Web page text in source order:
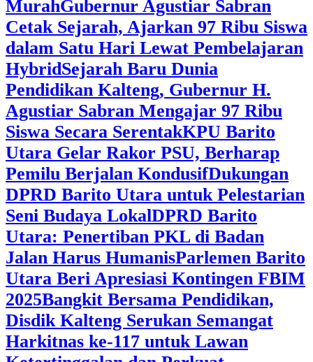
MurahGubernur Agustiar Sabran
Cetak Sejarah, Ajarkan 97 Ribu Siswa
dalam Satu Hari Lewat Pembelajaran
HybridSejarah Baru Dunia
Pendidikan Kalteng, Gubernur H.
Agustiar Sabran Mengajar 97 Ribu
Siswa Secara SerentakKPU Barito
Utara Gelar Rakor PSU, Berharap
Pemilu Berjalan KondusifDukungan
DPRD Barito Utara untuk Pelestarian
Seni Budaya LokalDPRD Barito
Utara: Penertiban PKL di Badan
Jalan Harus HumanisParlemen Barito
Utara Beri Apresiasi Kontingen FBIM
2025‎Bangkit Bersama Pendidikan,
Disdik Kalteng Serukan Semangat
Harkitnas ke-117 untuk Lawan